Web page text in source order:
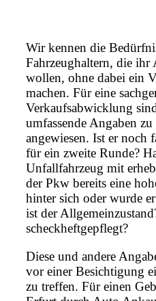
Wir kennen die
Fahrzeughaltern, die ihr
wollen, ohne dabei ein
machen. Für eine
Verkaufsabwicklung
umfassende Angaben
angewiesen. Ist er noch
für ein zweite Runde?
Unfallfahrzeug mit
der Pkw bereits eine
hinter sich oder wurde
ist der
scheckheftgepflegt?
Diese und andere
vor einer Besichtigung
zu treffen. Für einen